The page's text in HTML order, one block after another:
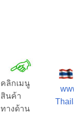
คลิกเมนู
สินค้า
ทางด้าน